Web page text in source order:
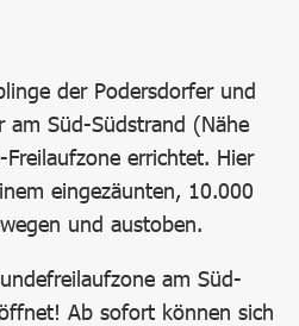
der Podersdorfer und
am Süd-Südstrand (Nähe
errichtet. Hier
eingezäunten, 10.000
und austoben.
am Süd-
Ab sofort können sich